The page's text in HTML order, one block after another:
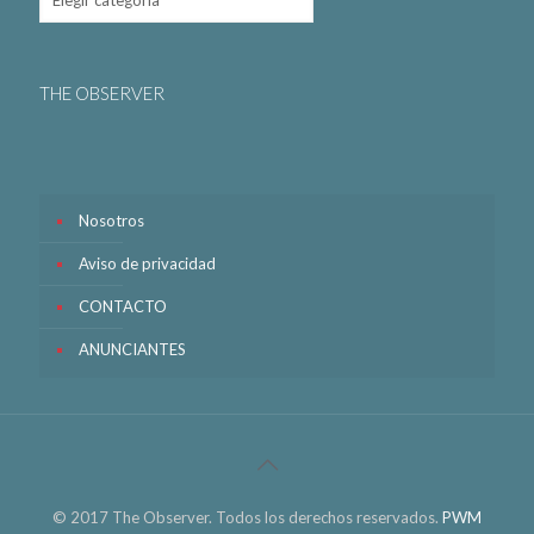
THE OBSERVER
Nosotros
Aviso de privacidad
CONTACTO
ANUNCIANTES
© 2017 The Observer. Todos los derechos reservados. PWM